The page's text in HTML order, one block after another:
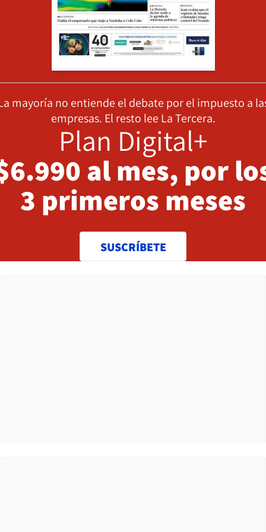
mayoría no entiende el debate por el impuesto a
empresas. El resto lee La Tercera.
Plan Digital+
al mes, por
3 primeros meses
SUSCRÍBETE